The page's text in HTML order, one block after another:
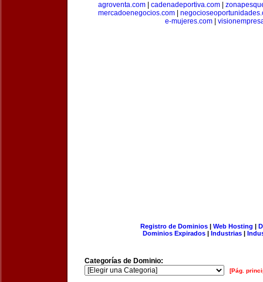
agroventa.com
cadenadeportiva.com
mercadoenegocios.com
e-mujeres.com
Registro de Dominios| Web Hosting |
Dominios Expirados | Industrias |
Categorías de Dominio:
[Pág.